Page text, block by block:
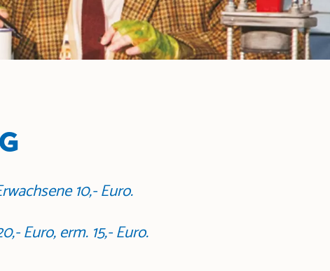
10,- Euro.
Euro, erm. 15,- Euro.